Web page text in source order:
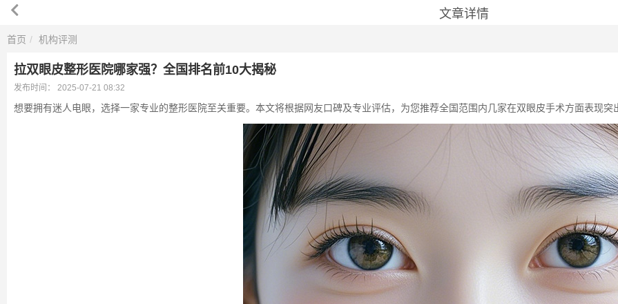
文章详情
首页 机构评测
拉双眼皮整形医院哪家强？全国排名前10大揭秘
发布时间： 2025-07-21 08:32
想要拥有迷人电眼，选择一家专业的整形医院至关重要。本文将根据网友口碑及专业评估，为您推荐全国范围内几家在双眼皮手术方面表现突